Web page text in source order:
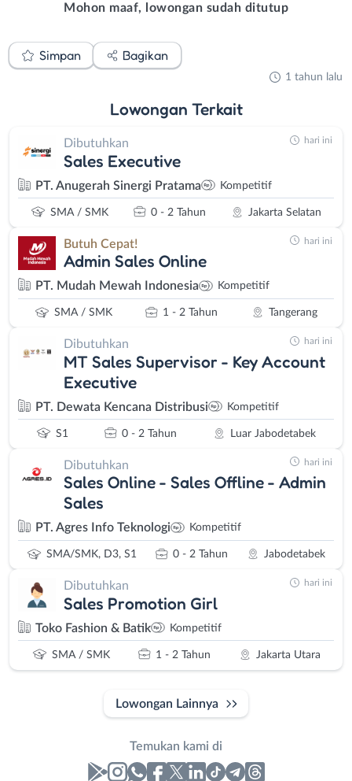
Mohon maaf, lowongan sudah ditutup
Simpan Bagikan
1 tahun lalu
Lowongan Terkait
Dibutuhkan
Sales Executive
PT. Anugerah Sinergi Pratama Kompetitif
SMA / SMK 0 - 2 Tahun Jakarta Selatan
hari ini
Butuh Cepat!
Admin Sales Online
PT. Mudah Mewah Indonesia Kompetitif
SMA / SMK 1 - 2 Tahun Tangerang
hari ini
Dibutuhkan
MT Sales Supervisor - Key Account
Executive
PT. Dewata Kencana Distribusi Kompetitif
S1 0 - 2 Tahun Luar Jabodetabek
hari ini
Dibutuhkan
Sales Online - Sales Offline - Admin
Sales
PT. Agres Info Teknologi Kompetitif
SMA/SMK, D3, S1 0 - 2 Tahun Jabodetabek
hari ini
Dibutuhkan
Sales Promotion Girl
Toko Fashion & Batik Kompetitif
SMA / SMK 1 - 2 Tahun Jakarta Utara
hari ini
Lowongan Lainnya
Temukan kami di